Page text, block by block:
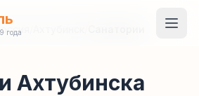
года
Ахтубинска